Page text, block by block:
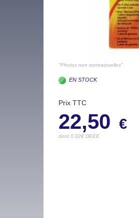
"Photos non contractuelles"
EN STOCK
Prix TTC
22,50 €
dont 0.02€ DEEE